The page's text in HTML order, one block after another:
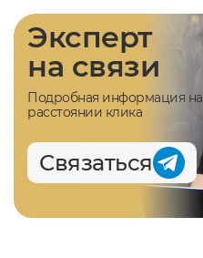
Эксперт
на связи
Подробная информация на
расстоянии клика
Связаться